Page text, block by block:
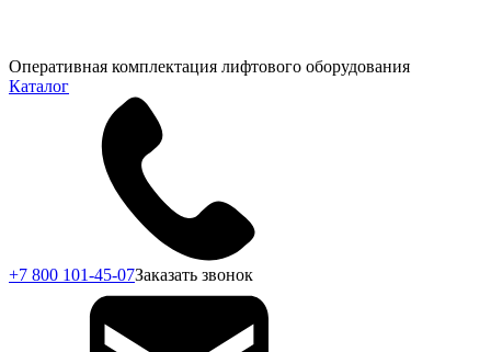
Оперативная комплектация лифтового оборудования
Каталог
+7 800 101-45-07Заказать звонок